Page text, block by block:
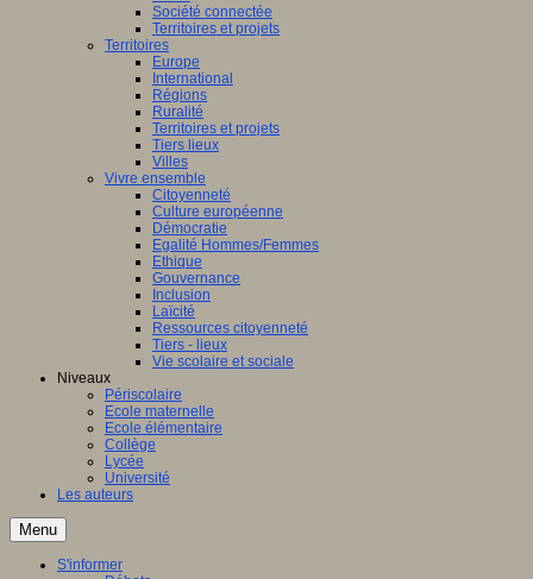
Société connectée
Territoires et projets
Territoires
Europe
International
Régions
Ruralité
Territoires et projets
Tiers lieux
Villes
Vivre ensemble
Citoyenneté
Culture européenne
Démocratie
Egalité Hommes/Femmes
Ethique
Gouvernance
Inclusion
Laïcité
Ressources citoyenneté
Tiers - lieux
Vie scolaire et sociale
Niveaux
Périscolaire
Ecole maternelle
Ecole élémentaire
Collège
Lycée
Université
Les auteurs
Menu
S'informer